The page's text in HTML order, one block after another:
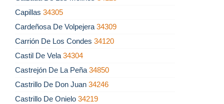
Capillas 34305
Cardeñosa De Volpejera 34309
Carrión De Los Condes 34120
Castil De Vela 34304
Castrejón De La Peña 34850
Castrillo De Don Juan 34246
Castrillo De Onielo 34219